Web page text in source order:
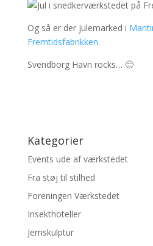
Og så er der julemarked i
Fremtidsfabrikken.
Svendborg Havn rocks… 🙂
Kategorier
Events ude af værkstedet
Fra støj til stilhed
Foreningen Værkstedet
Insekthoteller
Jernskulptur